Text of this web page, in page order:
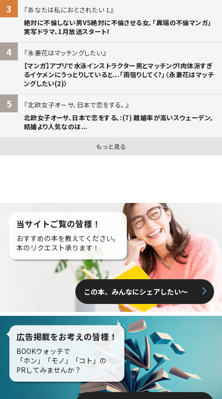
3
あなたは私におとされたい 1
絶対に不倫しない男VS絶対に不倫させる女。「異端の不倫マンガ」
実写ドラマ、1月放送スタート!
4
永妻花はマッチングしたい
【マンガ】アプリで水泳インストラクター男とマッチング!肉体派すぎ
るイケメンにうっとりしていると...「雨宿りしてく?」〈永妻花はマッチ
ングしたい(2)〉
5
北欧女子オーサ、日本で恋をする。
北欧女子オーサ、日本で恋をする。:(7) 離婚率が高いスウェーデン。
結婚より人気なのは...
もっと見る
当サイトご覧の皆様！
おすすめの本を教えてください。
本のリクエスト承ります！
この本、みんなにシェアしたい〜
広告掲載をお考えの皆様！
BOOKウォッチで
「ホン」「モノ」「コト」の
PRしてみませんか？